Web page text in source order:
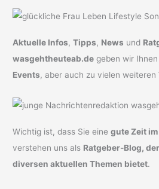
Aktuelle Infos,Tipps, News und
wasgehtheuteab.de geben wir
Events, aber auch zu vielen weiteren
Wichtig ist, dass Sie einegute Zeit im
verstehen uns als Ratgeber-Blog,
diversen aktuellen Themen bietet.